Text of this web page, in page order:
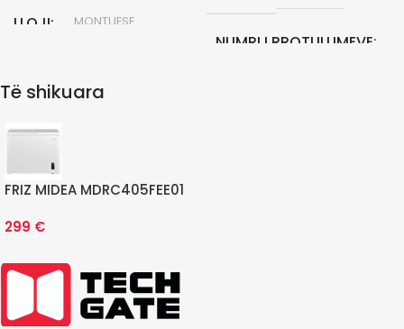
LLOJI MONTUESE
GARANCIONI NE MUAJ
24
NUMRI I RROTULLIMEVE
Të shikuara
FRIZ MIDEA MDRC405FEE01
299 €